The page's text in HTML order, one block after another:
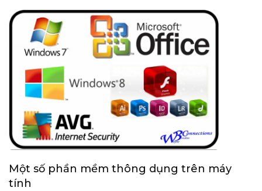
Một số phần mềm thông dụng trên máy
tính